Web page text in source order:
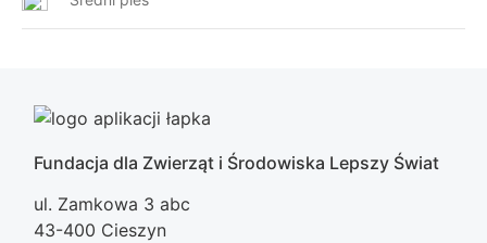
Fundacja dla Zwierząt i Środowiska Lepszy Świat
ul. Zamkowa 3 abc
43-400 Cieszyn